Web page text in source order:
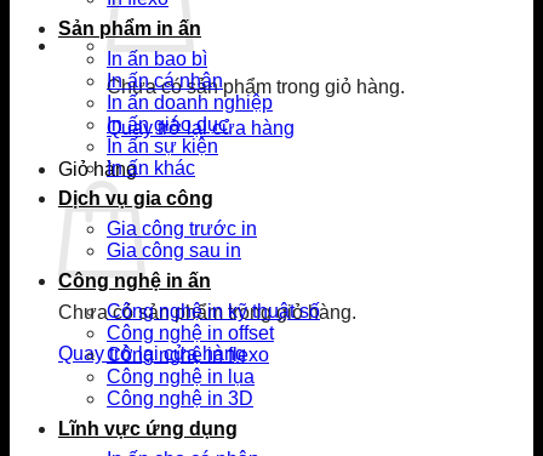
Chưa có sản phẩm trong giỏ hàng.
Quay trở lại cửa hàng
Giỏ hàng
Chưa có sản phẩm trong giỏ hàng.
Quay trở lại cửa hàng
Sản phẩm in ấn
In ấn bao bì
In ấn cá nhân
In ấn doanh nghiệp
In ấn giáo dục
In ấn sự kiện
In ấn khác
Dịch vụ gia công
Gia công trước in
Gia công sau in
Công nghệ in ấn
Công nghệ in kỹ thuật số
Công nghệ in offset
Công nghệ in flexo
Công nghệ in lụa
Công nghệ in 3D
Lĩnh vực ứng dụng